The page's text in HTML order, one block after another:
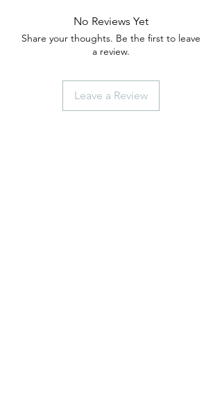
No Reviews Yet
Share your thoughts. Be the first to leave
a review.
Leave a Review